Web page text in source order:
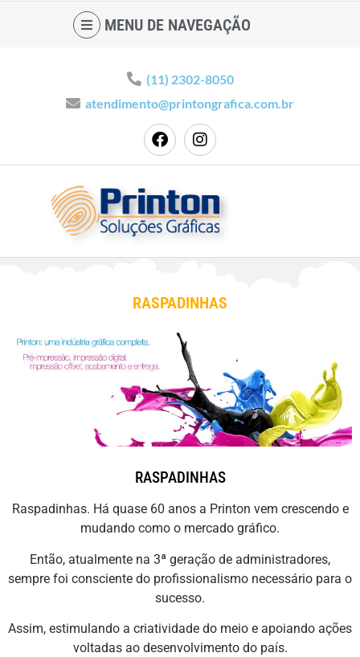
MENU DE NAVEGAÇÃO
(11) 2302-8050
atendimento@printongrafica.com.br
RASPADINHAS
RASPADINHAS
Raspadinhas. Há quase 60 anos a Printon vem crescendo e
mudando como o mercado gráfico.
Então, atualmente na 3ª geração de administradores,
sempre foi consciente do profissionalismo necessário para o
sucesso.
Assim, estimulando a criatividade do meio e apoiando ações
voltadas ao desenvolvimento do país.